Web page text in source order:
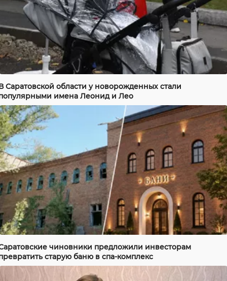
Саратовской области у новорожденных стали
имена Леонид и Лео
чиновники предложили инвесторам
старую баню в спа-комплекс